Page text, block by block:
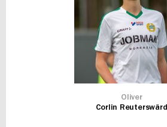
Oliver
Corlin Reuterswärd